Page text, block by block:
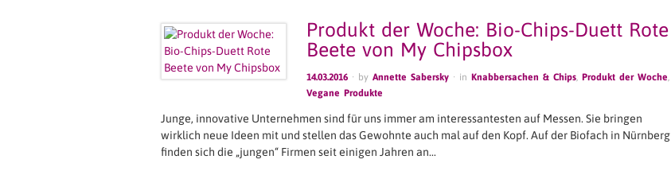
Produkt der Woche: Bio-Chips-Duett Rote
Beete von My Chipsbox
14.03.2016 · by Annette Sabersky · in Knabbersachen & Chips Produkt der Woche
Vegane Produkte
Junge, innovative Unternehmen sind für uns immer am interessantesten auf Messen. Sie bringen
wirklich neue Ideen mit und stellen das Gewohnte auch mal auf den Kopf. Auf der Biofach in Nürnberg
finden sich die „jungen“ Firmen seit einigen Jahren an…